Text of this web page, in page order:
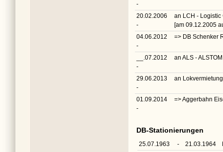
-
20.02.2006
-
an LCH - Logistic
[am 09.12.2005
04.06.2012
-
=> DB Schenker
__.07.2012
-
an ALS -
29.06.2013
-
an
01.09.2014
-
=> Aggerbahn
DB-Stationierungen
25.07.1963 - 21.03.1964